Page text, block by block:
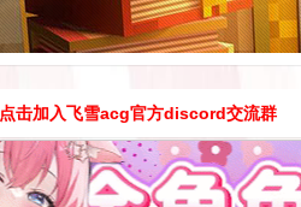
点击加入飞雪acg官方discord交流群